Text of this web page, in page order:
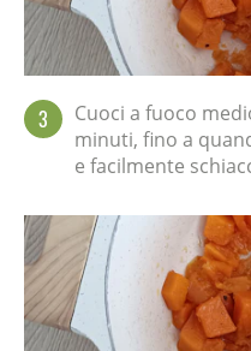
3
Cuoci a fuoco
minuti, fino a
e facilmente